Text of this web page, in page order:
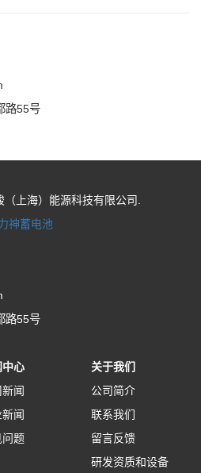
路55号
上海）能源科技有限公司.
神蓄电池
路55号
中心
新闻
闻
问题
关于我们
公司简介
联系我们
留言反馈
研发资质和设备